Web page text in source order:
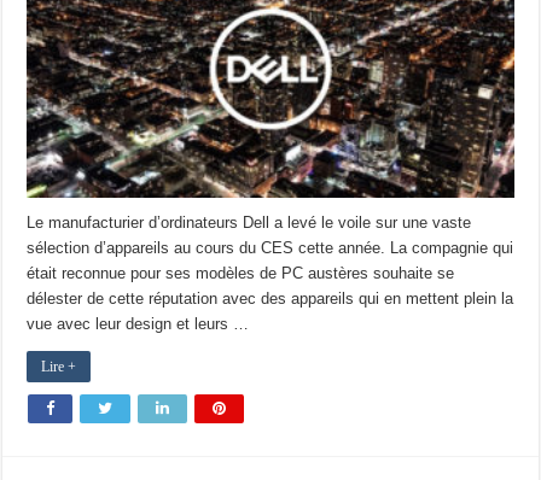
Le manufacturier d’ordinateurs Dell a levé le voile sur une vaste
sélection d’appareils au cours du CES cette année. La compagnie qui
était reconnue pour ses modèles de PC austères souhaite se
délester de cette réputation avec des appareils qui en mettent plein la
vue avec leur design et leurs …
Lire +